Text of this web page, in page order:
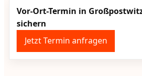
Vor-Ort-Termin in
sichern
Jetzt Termin anfragen